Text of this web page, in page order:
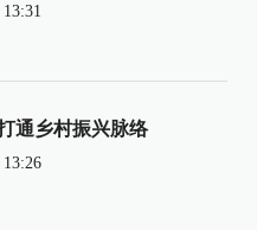
通乡村振兴脉络
13:26